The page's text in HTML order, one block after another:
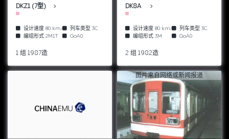
DKZ1 (7型)
设计速度 80 km/h 列车类型 3C
编组形式 2M1T GoA0
1 组 1987造
DK8A
设计速度 80 km/h 列车类型 3C
编组形式 3M GoA0
2 组 1982造
图片来自网络或新闻报道